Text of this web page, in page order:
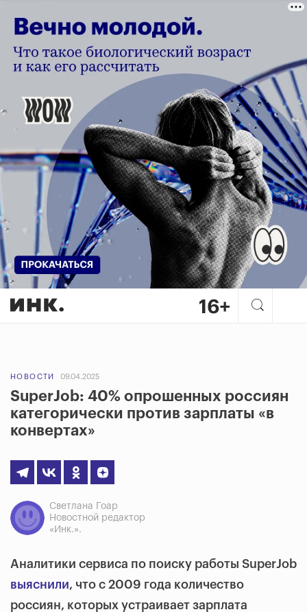
НОВОСТИ 09.04.2025
SuperJob: 40% опрошенных россиян
категорически против зарплаты «в
конвертах»
Светлана Гоар
Новостной редактор
«Инк.».
Аналитики сервиса по поиску работы SuperJob
выяснили, что с 2009 года количество
россиян, которых устраивает зарплата